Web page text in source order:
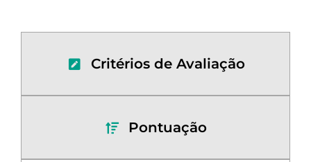
Critérios de Avaliação
Pontuação